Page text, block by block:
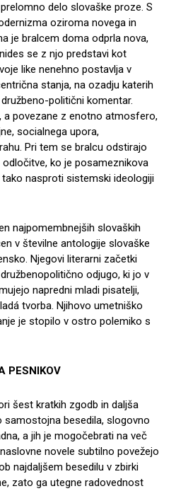
delo slovaške proze. S
oziroma novega in
je bralcem doma odprla nova,
se z njo predstavi kot
like nenehno postavlja v
stanja, na ozadju katerih
politični komentar.
a povezane z enotno atmosfero,
socialnega upora,
Pri tem se bralcu odstirajo
ko je posameznikova
nasproti sistemski ideologiji
najpomembnejših slovaških
v številne antologije slovaške
Njegovi literarni začetki
odjugo, ki jo v
napredni mladi pisatelji,
tvorba. Njihovo umetniško
je stopilo v ostro polemiko s
PESNIKOV
šest kratkih zgodb in daljša
samostojna besedila, slogovno
a jih je mogočebrati na več
novele subtilno povežejo
najdaljšem besedilu v zbirki
zato ga utegne radovednost